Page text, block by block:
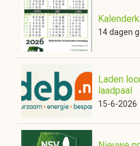
14 dagen
Laden
laadpaal
15-6-2026